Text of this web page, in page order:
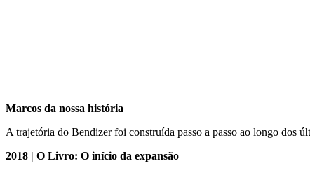
Marcos da nossa história
A trajetória do Bendizer foi construída passo a passo ao longo dos
2018 | O Livro: O início da expansão